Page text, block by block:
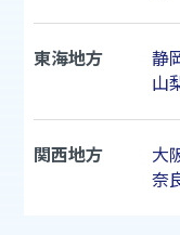
東海地方 静
山
関西地方 大
奈